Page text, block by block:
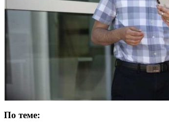
По теме: